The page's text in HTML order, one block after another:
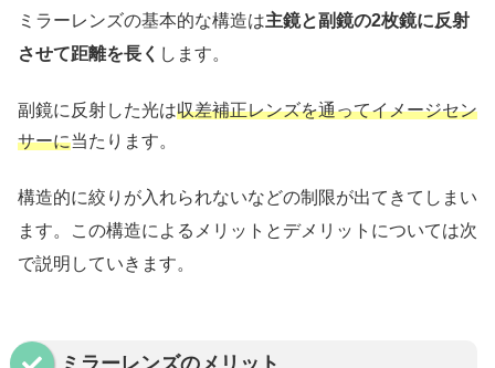
ミラーレンズの基本的な構造は主鏡と副鏡の2枚鏡に反射
させて距離を長く します。
副鏡に反射した光は収差補正レンズを通ってイメージセン
サーに当たります。
構造的に絞りが入れられないなどの制限が出てきてしまい
ます。この構造によるメリットとデメリットについては次
で説明していきます。